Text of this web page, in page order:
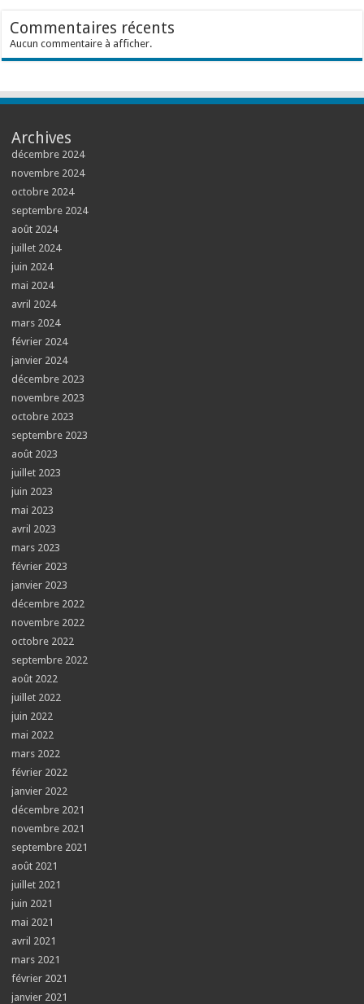
Commentaires récents
Aucun commentaire à afficher.
Archives
décembre 2024
novembre 2024
octobre 2024
septembre 2024
août 2024
juillet 2024
juin 2024
mai 2024
avril 2024
mars 2024
février 2024
janvier 2024
décembre 2023
novembre 2023
octobre 2023
septembre 2023
août 2023
juillet 2023
juin 2023
mai 2023
avril 2023
mars 2023
février 2023
janvier 2023
décembre 2022
novembre 2022
octobre 2022
septembre 2022
août 2022
juillet 2022
juin 2022
mai 2022
mars 2022
février 2022
janvier 2022
décembre 2021
novembre 2021
septembre 2021
août 2021
juillet 2021
juin 2021
mai 2021
avril 2021
mars 2021
février 2021
janvier 2021